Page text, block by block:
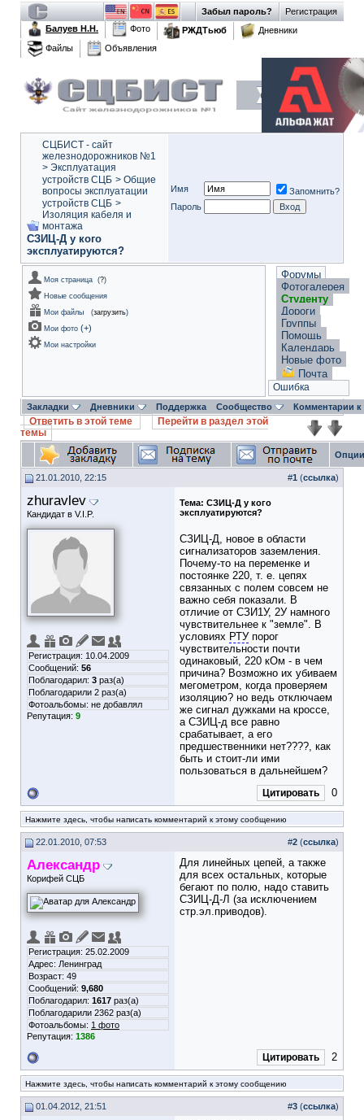
Регистрация
Забыл пароль?
Балуев Н.Н.
Фото РЖДТьюб
Дневники
Файлы
Объявления
СЦБИСТ - сайт
железнодорожников №1
> Эксплуатация
устройств СЦБ > Общие
вопросы эксплуатации
устройств СЦБ >
Изоляция кабеля и
монтажа
СЗИЦ-Д у кого
эксплуатируются?
Имя
Запомнить?
Пароль
Моя страница (?)
Новые сообщения
Мои файлы
(загрузить)
Мои фото (+)
Мои настройки
Форумы
Фотогалерея
Студенту
Дороги
Группы
Помощь
Календарь
Новые фото
Почта
Ошибка
Закладки Дневники Поддержка Сообщество Комментарии
Ответить в этой теме
Перейти в раздел этой
темы
21.01.2010, 22:15 #1 (ссылка)
zhuravlev
Кандидат в V.I.P.
Регистрация: 10.04.2009
Сообщений: 56
Поблагодарил: 3 раз(а)
Поблагодарили 2 раз(а)
Фотоальбомы: не добавлял
Репутация: 9
Тема: СЗИЦ-Д у кого
эксплуатируются?
СЗИЦ-Д, новое в области
сигнализаторов заземления.
Почему-то на переменке и
постоянке 220, т. е. цепях
связанных с полем совсем не
важно себя показали. В
отличие от СЗИ1У, 2У намного
чувствительнее к "земле". В
условиях РТУпорог
чувствительности почти
одинаковый, 220 кОм - в чем
причина? Возможно их убиваем
мегометром, когда проверяем
изоляцию? но ведь отключаем
же сигнал дужками на кроссе,
а СЗИЦ-д все равно
срабатывает, а его
предшественники нет????, как
быть и стоит-ли ими
пользоваться в дальнейшем?
Цитировать 0
Нажмите здесь, чтобы написать комментарий к этому сообщению
22.01.2010, 07:53 #2 (ссылка)
Александр
Корифей СЦБ
Регистрация: 25.02.2009
Адрес: Ленинград
Возраст: 49
Сообщений: 9,680
Поблагодарил: 1617 раз(а)
Поблагодарили 2362 раз(а)
Фотоальбомы: 1 фото
Репутация: 1386
Для линейных цепей, а также
для всех остальных, которые
бегают по полю, надо ставить
СЗИЦ-Д-Л (за исключением
стр.эл.приводов).
Цитировать 2
Нажмите здесь, чтобы написать комментарий к этому сообщению
01.04.2012, 21:51 #3 (ссылка)